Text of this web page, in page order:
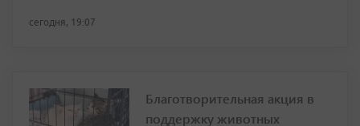
сегодня, 19:07
Благотворительная акция в
поддержку животных